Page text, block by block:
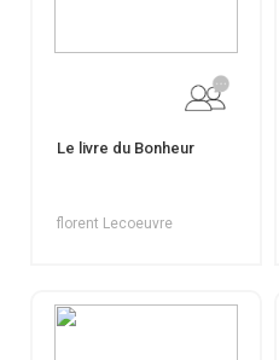
Le livre du Bonheur
florent Lecoeuvre